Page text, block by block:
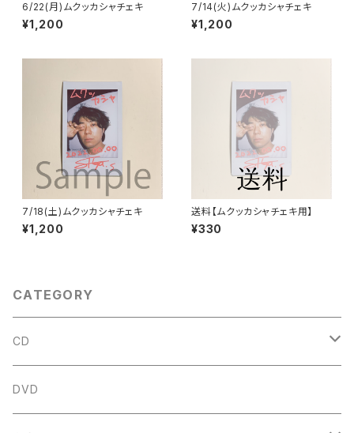
6/22(月)ムクッカシャチェキ
¥1,200
7/14(火)ムクッカシャチェキ
¥1,200
7/18(土)ムクッカシャチェキ
¥1,200
送料【ムクッカシャチェキ用】
¥330
CATEGORY
CD
アルバム
DVD